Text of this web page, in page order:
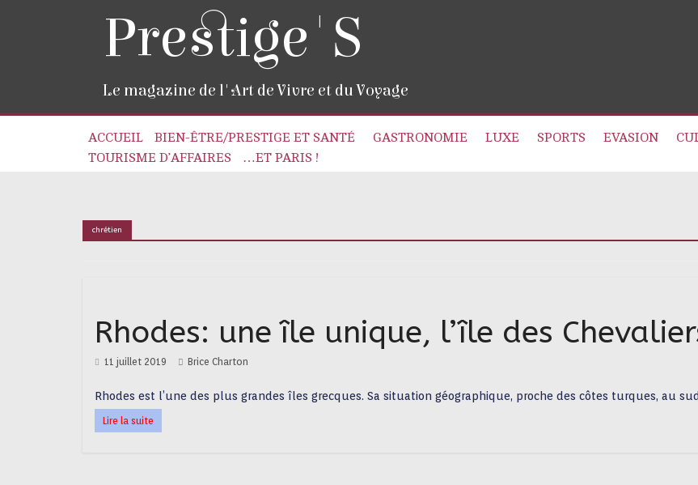
Prestige'S
Le magazine de l'Art de Vivre et du Voyage
ACCUEIL BIEN-ÊTRE/PRESTIGE ET SANTÉ GASTRONOMIE LUXE SPORTS EVASION
TOURISME D’AFFAIRES
…ET PARIS !
chrétien
Rhodes: une île unique, l’île des
11 juillet 2019 Brice Charton
Rhodes est l’une des plus grandes îles grecques. Sa situation géographique, proche des côtes turques, au
Lire la suite